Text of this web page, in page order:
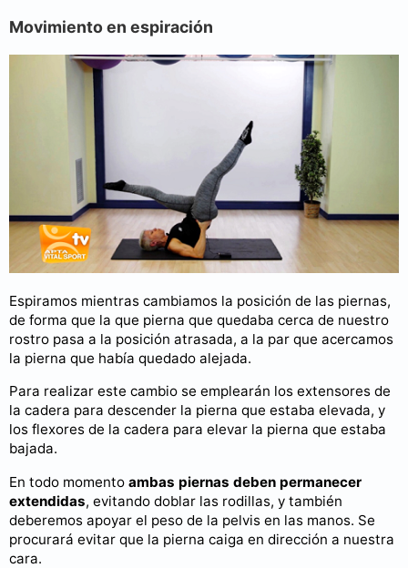
Movimiento en espiración
Espiramos mientras cambiamos la posición de las piernas,
de forma que la que pierna que quedaba cerca de nuestro
rostro pasa a la posición atrasada, a la par que acercamos
la pierna que había quedado alejada.
Para realizar este cambio se emplearán los extensores de
la cadera para descender la pierna que estaba elevada, y
los flexores de la cadera para elevar la pierna que estaba
bajada.
En todo momento ambas piernas deben permanecer
extendidas, evitando doblar las rodillas, y también
deberemos apoyar el peso de la pelvis en las manos. Se
procurará evitar que la pierna caiga en dirección a nuestra
cara.